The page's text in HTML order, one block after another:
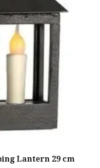
Lantern 29 cm